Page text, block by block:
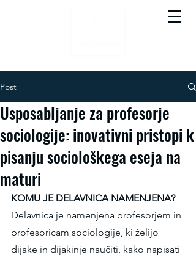
Post
Usposabljanje za profesorje
sociologije: inovativni pristopi k
pisanju sociološkega eseja na
maturi
KOMU JE DELAVNICA NAMENJENA?
Delavnica je namenjena profesorjem in
profesoricam sociologije, ki želijo
dijake in dijakinje naučiti, kako napisati